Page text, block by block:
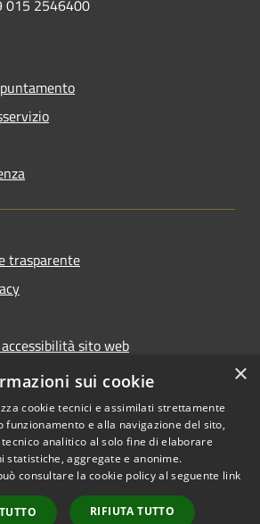
015 2546400
trasparente
sito web
Copyright © 2026 • Comune di
Gaglianico • Powered by
Municipium•
Accesso
×
sui cookie
cookie tecnici e assimilati strettamente
funzionamento e alla navigazione del sito,
analitico al solo fine di elaborare
statistiche, aggregate e anonime.
consultare la cookie policy al seguente link
RIFIUTA TUTTO